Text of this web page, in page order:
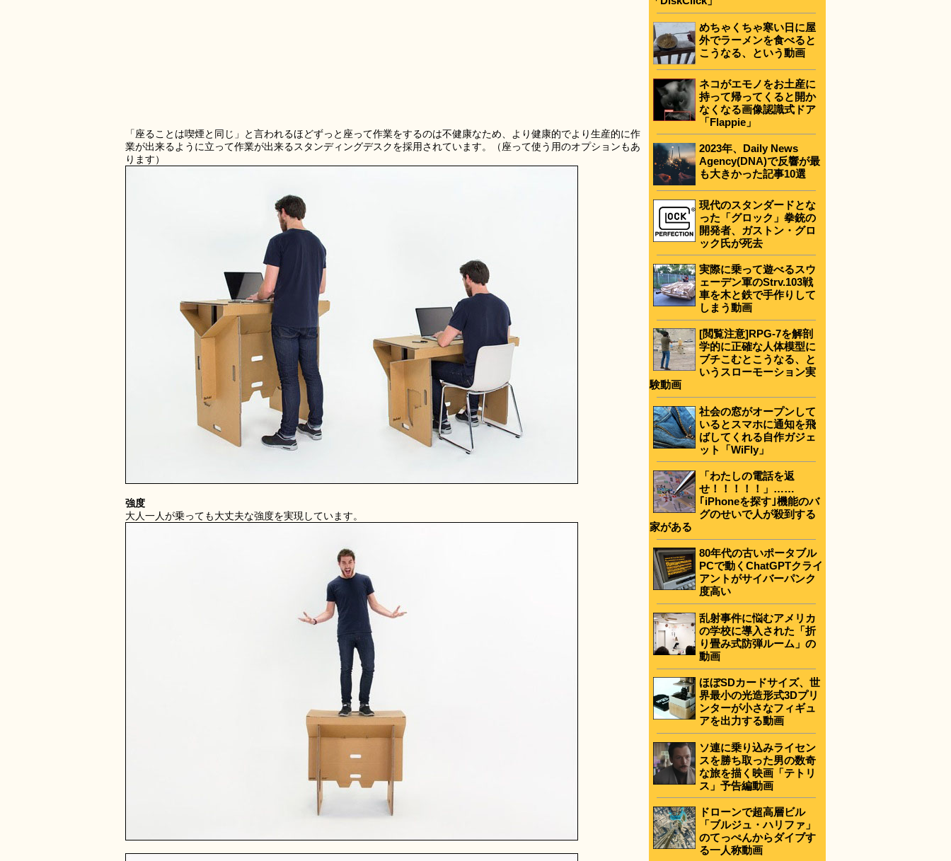
「座ることは喫煙と同じ」と言われるほどずっと座って作業をするのは不健康なため、より健康的でより生産的に作
業が出来るように立って作業が出来るスタンディングデスクを採用されています。（座って使う用のオプションもあ
ります）
強度
大人一人が乗っても大丈夫な強度を実現しています。
めちゃくちゃ寒い日に屋
外でラーメンを食べると
こうなる、という動画
ネコがエモノをお土産に
持って帰ってくると開か
なくなる画像認識式ドア
「Flappie」
2023年、Daily News
Agency(DNA)で反響が最
も大きかった記事10選
現代のスタンダードとな
った「グロック」拳銃の
開発者、ガストン・グロ
ック氏が死去
実際に乗って遊べるスウ
ェーデン軍のStrv.103戦
車を木と鉄で手作りして
しまう動画
[閲覧注意]RPG-7を解剖
学的に正確な人体模型に
ブチこむとこうなる、と
いうスローモーション実
験動画
社会の窓がオープンして
いるとスマホに通知を飛
ばしてくれる自作ガジェ
ット「WiFly」
「わたしの電話を返
せ！！！！！」……
｢iPhoneを探す｣機能のバ
グのせいで人が殺到する
家がある
80年代の古いポータブル
PCで動くChatGPTクライ
アントがサイバーパンク
度高い
乱射事件に悩むアメリカ
の学校に導入された「折
り畳み式防弾ルーム」の
動画
ほぼSDカードサイズ、世
界最小の光造形式3Dプリ
ンターが小さなフィギュ
アを出力する動画
ソ連に乗り込みライセン
スを勝ち取った男の数奇
な旅を描く映画「テトリ
ス」予告編動画
ドローンで超高層ビル
「ブルジュ・ハリファ」
のてっぺんからダイブす
る一人称動画